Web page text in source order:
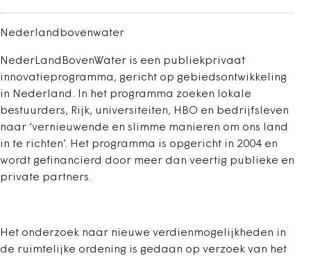
Nederlandbovenwater
NederLandBovenWater is een publiekprivaat
innovatieprogramma, gericht op gebiedsontwikkeling
in Nederland. In het programma zoeken lokale
bestuurders, Rijk, universiteiten, HBO en bedrijfsleven
naar ‘vernieuwende en slimme manieren om ons land
in te richten’. Het programma is opgericht in 2004 en
wordt gefinancierd door meer dan veertig publieke en
private partners.
Het onderzoek naar nieuwe verdienmogelijkheden in
de ruimtelijke ordening is gedaan op verzoek van het